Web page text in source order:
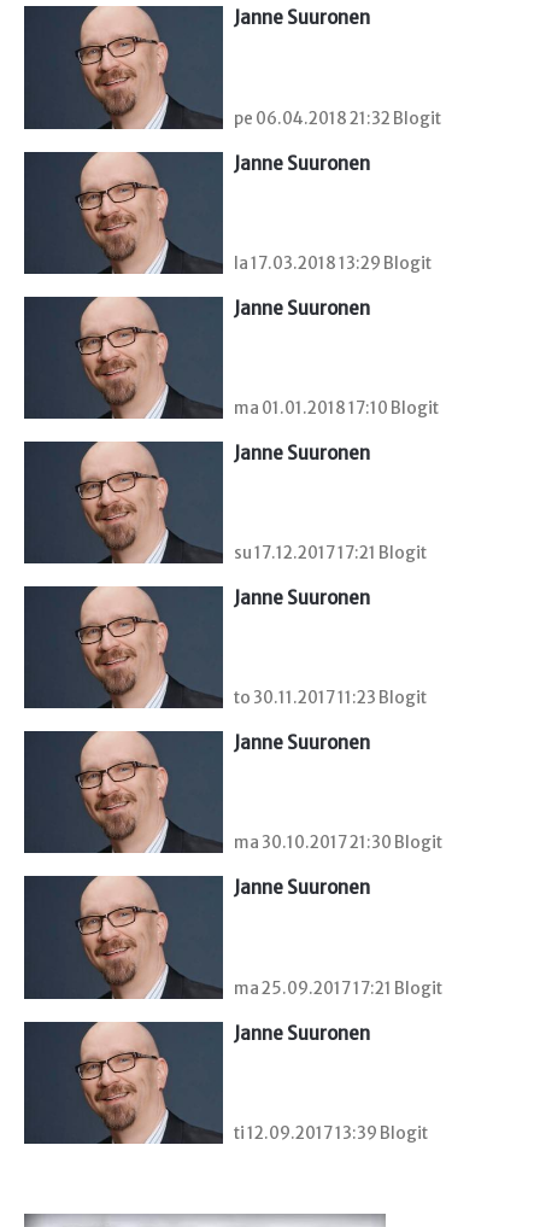
Janne Suuronen
pe 06.04.2018 21:32 Blogit
Janne Suuronen
la 17.03.2018 13:29 Blogit
Janne Suuronen
ma 01.01.2018 17:10 Blogit
Janne Suuronen
su 17.12.2017 17:21 Blogit
Janne Suuronen
to 30.11.2017 11:23 Blogit
Janne Suuronen
ma 30.10.2017 21:30 Blogit
Janne Suuronen
ma 25.09.2017 17:21 Blogit
Janne Suuronen
ti 12.09.2017 13:39 Blogit